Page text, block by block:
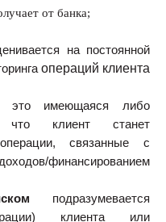
от банка;
на постоянной
операций клиента
имеющаяся либо
что клиент станет
связанные с
финансированием
подразумевается
клиента или